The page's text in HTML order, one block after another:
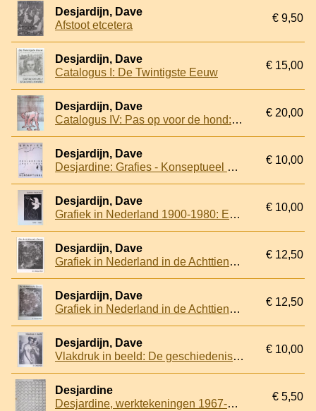
Desjardijn, Dave
Afstoot etcetera
€ 9,50
Desjardijn, Dave
Catalogus I: De Twintigste Eeuw
€ 15,00
Desjardijn, Dave
Catalogus IV: Pas op voor de hond: prenten en tekeningen: de Twintigste Eeuw
€ 20,00
Desjardijn, Dave
Desjardine: Grafies - Konseptueel 1983-1996
€ 10,00
Desjardijn, Dave
Grafiek in Nederland 1900-1980: Een keuze
€ 10,00
Desjardijn, Dave
Grafiek in Nederland in de Achttiende Eeuw
€ 12,50
Desjardijn, Dave
Grafiek in Nederland in de Achttiende Eeuw
€ 12,50
Desjardijn, Dave
Vlakdruk in beeld: De geschiedenis van de Lithografie in 398 afbeeldingen
€ 10,00
Desjardine
Desjardine, werktekeningen 1967-1968: een keuze uit werktekeningen voor schilderijen vervaardigd in de jaren 1967 en 1968 te Arnhem
€ 5,50